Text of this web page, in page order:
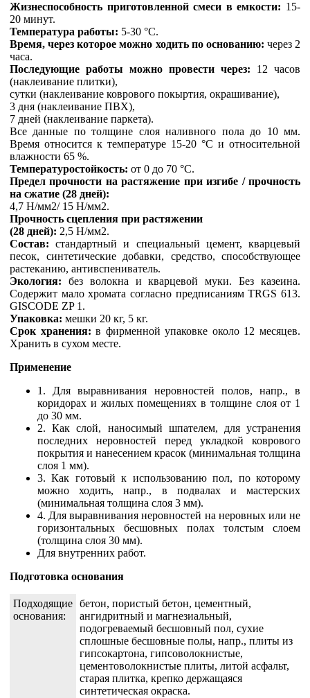
Жизнеспособность приготовленной смеси в емкости: 15-
20 минут.
Температура работы: 5-30 °C.
Время, через которое можно ходить по основанию: через 2
часа.
Последующие работы можно провести через: 12 часов
(наклеивание плитки),
сутки (наклеивание коврового покыртия, окрашивание),
3 дня (наклеивание ПВХ),
7 дней (наклеивание паркета).
Все данные по толщине слоя наливного пола до 10 мм.
Время относится к температуре 15-20 °C и относительной
влажности 65 %.
Температуростойкость: от 0 до 70 °C.
Предел прочности на растяжение при изгибе / прочность
на сжатие (28 дней):
4,7 Н/мм2/ 15 Н/мм2.
Прочность сцепления при растяжении
(28 дней): 2,5 Н/мм2.
Состав: стандартный и специальный цемент, кварцевый
песок, синтетические добавки, средство, способствующее
растеканию, антивспениватель.
Экология: без волокна и кварцевой муки. Без казеина.
Содержит мало хромата согласно предписаниям TRGS 613.
GISCODE ZP 1.
Упаковка: мешки 20 кг, 5 кг.
Срок хранения: в фирменной упаковке около 12 месяцев.
Хранить в сухом месте.
Применение
1. Для выравнивания неровностей полов, напр., в
коридорах и жилых помещениях в толщине слоя от 1
до 30 мм.
2. Как слой, наносимый шпателем, для устранения
последних неровностей перед укладкой коврового
покрытия и нанесением красок (минимальная толщина
слоя 1 мм).
3. Как готовый к использованию пол, по которому
можно ходить, напр., в подвалах и мастерских
(минимальная толщина слоя 3 мм).
4. Для выравнивания неровностей на неровных или не
горизонтальных бесшовных полах толстым слоем
(толщина слоя 30 мм).
Для внутренних работ.
Подготовка основания
Подходящие
основания:
бетон, пористый бетон, цементный,
ангидритный и магнезиальный,
подогреваемый бесшовный пол, сухие
сплошные бесшовные полы, напр., плиты из
гипсокартона, гипсоволокнистые,
цементоволокнистые плиты, литой асфальт,
старая плитка, крепко держащаяся
синтетическая окраска.